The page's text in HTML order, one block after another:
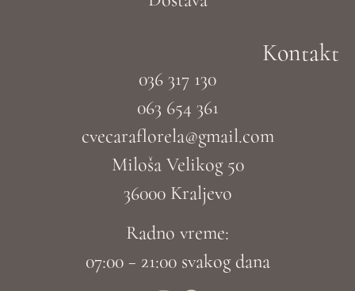
Kontakt
036 317 130
063 654 361
cvecaraflorela@gmail.com
Miloša Velikog 50
36000 Kraljevo
Radno vreme:
07:00 – 21:00 svakog dana